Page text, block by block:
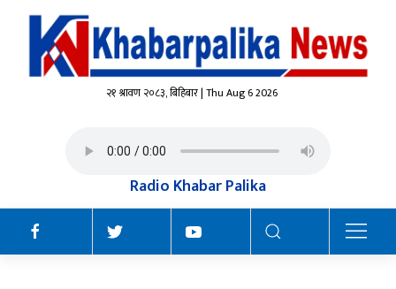
२१ श्रावण २०८३, बिहिबार | Thu Aug 6 2026
Radio Khabar Palika